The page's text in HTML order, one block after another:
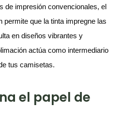
de impresión convencionales, el
permite que la tinta impregne las
en diseños vibrantes y
actúa como intermediario
tus camisetas.
el papel de